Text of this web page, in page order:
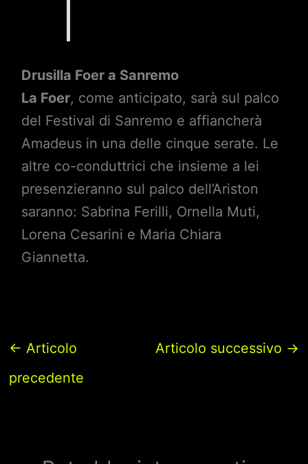
Drusilla Foer a Sanremo
La Foer, come anticipato, sarà sul palco
del Festival di Sanremo e affiancherà
Amadeus in una delle cinque serate. Le
altre co-conduttrici che insieme a lei
presenzieranno sul palco dell’Ariston
saranno: Sabrina Ferilli, Ornella Muti,
Lorena Cesarini e Maria Chiara
Giannetta.
← Articolo
precedente
Articolo successivo →